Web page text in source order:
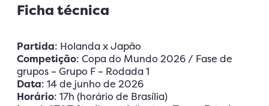
Ficha técnica
Partida: Holanda x Japão
Competição: Copa do Mundo 2026 / Fase de
grupos – Grupo F – Rodada 1
Data: 14 de junho de 2026
Horário: 17h (horário de Brasília)